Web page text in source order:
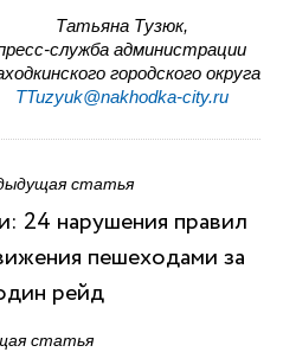
,Татьяна Тузюк
служба администрации
городского округа
TTuzyuk@nakhodka-city.ru
статья
24 нарушения правил
пешеходами за
рейд
статья